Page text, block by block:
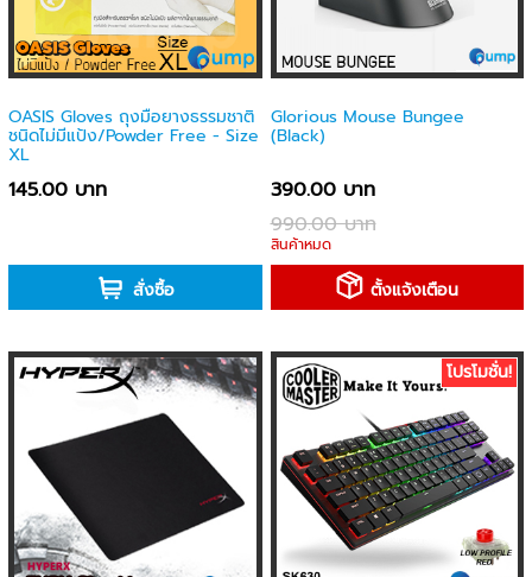
OASIS Gloves ถุงมือยางธรรมชาติ
ชนิดไม่มีแป้ง/Powder Free - Size
XL
145.00 บาท
สั่งซื้อ
Glorious Mouse Bungee
(Black)
390.00 บาท
990.00 บาท
สินค้าหมด
ตั้งแจ้งเตือน
โปรโมชั่น!